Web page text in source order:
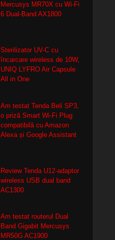
Mercusys MR70X cu Wi-Fi
6 Dual-Band AX1800
Sterilizator UV-C cu
încarcare wireless de 10W,
UNIQ LYFRO Air Capsule
All in One
Am testat Tenda Beli SP3,
o priză Smart Wi-Fi Plug
compatibilă cu Amazon
Alexa și Google Assistant
Review Tenda U12-adaptor
wireless USB dual band
AC1300
Am testat routerul Dual
Band Gigabit Mercusys
MR50G AC1900